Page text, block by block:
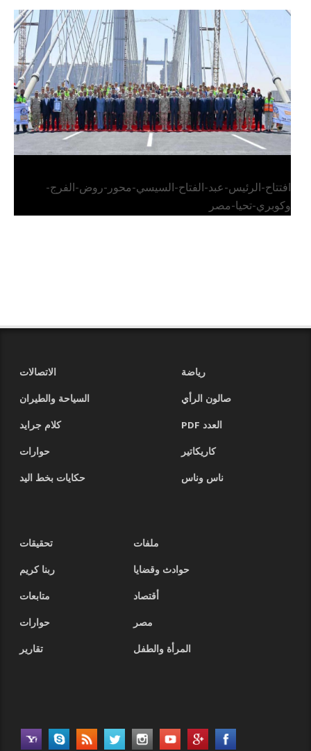
الرئيس عبد الفتاح السيسي يفتتح محور روض الفرج
وكوبري تحيا مصر
افتتاح-الرئيس-عبد-الفتاح-السيسي-محور-روض-الفرج-
وكوبري-تحيا-مصر
رياضة
الاتصالات
صالون الرأي
السياحة والطيران
العدد PDF
كلام جرايد
كاريكاتير
حوارات
ناس وناس
حكايات بخط اليد
ملفات
تحقيقات
حوادث وقضايا
ربنا كريم
أقتصاد
متابعات
مصر
حوارات
المرأة والطفل
تقارير